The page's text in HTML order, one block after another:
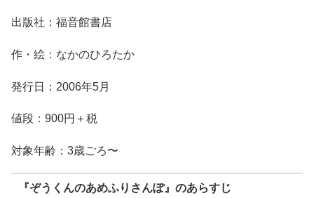
出版社：福音館書店
作・絵：なかのひろたか
発行日：2006年5月
値段：900円＋税
対象年齢：3歳ごろ〜
『ぞうくんのあめふりさんぽ』のあらすじ